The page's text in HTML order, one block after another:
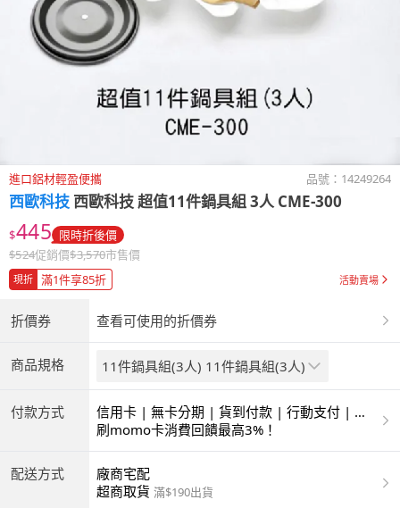
進口鋁材輕盈便攜 品號： 14249264
西歐科技 西歐科技 超值11件鍋具組 3人 CME-300
$445 限時折後價
$524促銷價$3,570市售價
現折 滿1件享85折 活動賣場
折價券 查看可使用的折價券
商品規格 11件鍋具組(3人) 11件鍋具組(3人)
付款方式
信用卡 | 無卡分期 | 貨到付款 | 行動支付 | 超
商付款 | ATM | 銀聯卡
刷momo卡消費回饋最高3%！
配送方式
廠商宅配
超商取貨 滿$190出貨